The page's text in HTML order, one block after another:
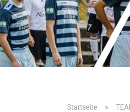
Startseite »